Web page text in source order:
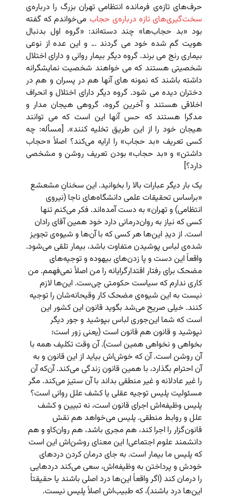
حرف‌های تازه‌ی فرمانده انتظامی تهران بزرگ را درباره‌ی
سخت‌گیری‌های تازه درباره‌ی حجاب می‌خواندم که گفته
بود «بد حجاب‌ها» چند دسته‌اند: «گروه اول بدنبال
هویت گم شده خود می گردند … و این عده از نوعی
بیماری رنج می برند. گروه دیگر بیمار روانی و دارای اختلال
شخصیتی هستند که می خواهند شخصیت نمایشگرانه
داشته باشند که نمونه های آنها هم در پسران و هم در
دختران دیده می شود. گروه دیگر دارای اختلال و انحراف
اخلاقی هستند و آخرین گروه، گروهی هیجان مدار و
مدگرا هستند که حس آنها این است که می توانند
هیجان خود را از این طریق تخلیه کنند». [مسأله: چه
کسی تعریف «بد حجاب» را ارایه می‌کند؟ اصلاً «حجاب
داشتن» و «بد حجاب» بودن تعریف روشن و مشخصی
دارد؟]
یک بار دیگر عبارات بالا را بخوانید. این سخنانِ مشعشع
«براساس تحقیقات علمی دانشگاه‌های ناجا (نیروی
انتظامی) و تهران» به دست آمده‌اند. فکر می‌کنم تنها
کسی که نیاز به روان‌درمانی دارد خود همین آقای رادان
است. از دیدِ این‌ها هر کسی که با آن‌ها و شیوه‌ی تجویز
شده‌ی لباس پوشیدن متفاوت باشد، بیمار تلقی می‌شود.
واقعاً این دست و پا زدن‌های بیهوده و توجیه‌های
مضحک برای رفتار اقتدارگرایانه را من اصلاً نمی‌فهمم. من
کاری ندارم که سیاست حکومتی چی‌ست. این‌ها لازم
نیست به این شیوه‌ی مضحک کار وقیحانه‌شان را توجیه
کنند. خیلی صریح می‌شد بگوید قانون این کشور این
است که شما این‌جوری لباس بپوشید و جور دیگر
نپوشید و قانون هم قانون است (یعنی زور است؛
بخواهی و نخواهی همین است). آن وقت تکلیف همه با
آن روشن است. آن که خوش‌اش بیاید از این قانون و به
آن احترام بگذارد، با همین قانون زندگی می‌کند. آن‌که آن
را غیر عادلانه و غیر منطقی بداند با آن ستیز می‌کند. مگر
مسئولیت پلیس توجیه عقلی یا کشف علل روانی است؟
پلیس وظیفه‌اش اجرای قانون است، نه تبیین و کشف
علل و روابط منطقی. پلیس می‌خواهد هم نقش
قانون‌گزار را اجرا کند، هم مجری باشد، هم روان‌کاو و هم
دانشمند علوم اجتماعی! این معنای‌ روشن‌اش این است
که پلیس ما بیمار است. به جای درمان کردن دردهای
خودش و پرداختن به وظیفه‌اش، سعی می‌کند دردهایی
را درمان کند (اگر واقعاً این‌ها درد اصلی باشند یا حقیقتاً
این‌ها درد باشند)، که طبیب‌اش اصلاً پلیس نیست.